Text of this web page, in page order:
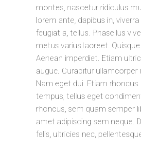
montes, nascetur ridiculus
lorem ante, dapibus in, viverra
feugiat a, tellus. Phasellus
metus varius laoreet. Quisque
Aenean imperdiet. Etiam
augue. Curabitur ullamcorper
Nam eget dui. Etiam
tempus, tellus eget
rhoncus, sem quam semper
amet adipiscing sem neque.
felis, ultricies nec,